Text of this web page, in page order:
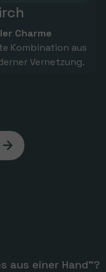
Charme
Kombination aus
Vernetzung.
aus einer Hand"?